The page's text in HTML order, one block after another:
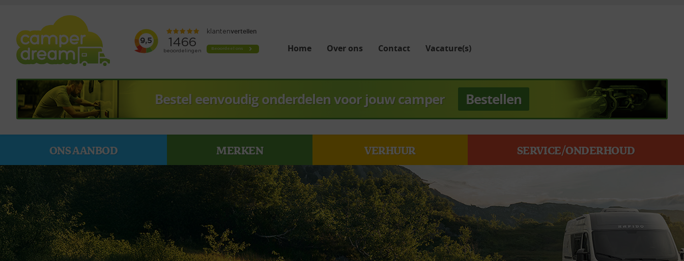
Home Over ons Contact Vacature(s)
Bestel eenvoudig onderdelen voor jouw camper Bestellen
ONS AANBOD MERKEN VERHUUR SERVICE/ONDERHOUD